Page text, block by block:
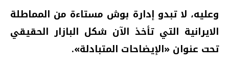
وعليه، لا تبدو إدارة بوش مستاءة من المماطلة
الايرانية التي تأخذ الآن شكل البازار الحقيقي
تحت عنوان «الإيضاحات المتبادلة».